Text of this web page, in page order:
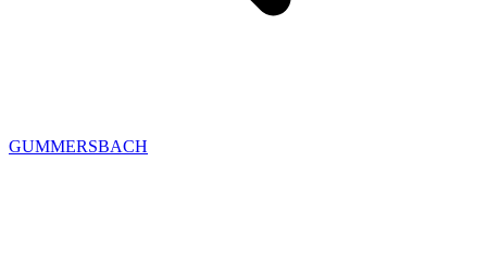
GUMMERSBACH